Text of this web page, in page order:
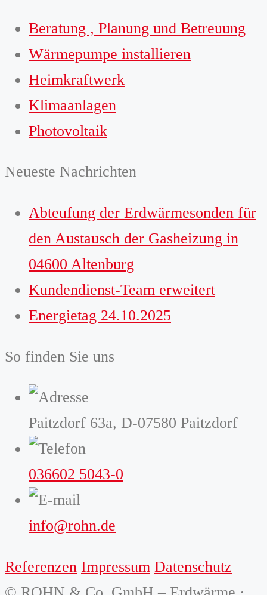
Beratung , Planung und Betreuung
Wärmepumpe installieren
Heimkraftwerk
Klimaanlagen
Photovoltaik
Neueste Nachrichten
Abteufung der Erdwärmesonden für
den Austausch der Gasheizung in
04600 Altenburg
Kundendienst-Team erweitert
Energietag 24.10.2025
So finden Sie uns
Paitzdorf 63a, D-07580 Paitzdorf
036602 5043-0
info@rohn.de
Referenzen Impressum Datenschutz